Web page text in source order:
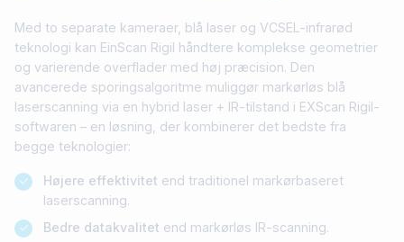
Med to separate kameraer, blå laser og VCSEL-infrarød
teknologi kan EinScan Rigil håndtere komplekse geometrier
og varierende overflader med høj præcision. Den
avancerede sporingsalgoritme muliggør markørløs blå
laserscanning via en hybrid laser + IR-tilstand i EXScan Rigil-
softwaren – en løsning, der kombinerer det bedste fra
begge teknologier:
Højere effektivitet end traditionel markørbaseret
laserscanning.
Bedre datakvalitet end markørløs IR-scanning.